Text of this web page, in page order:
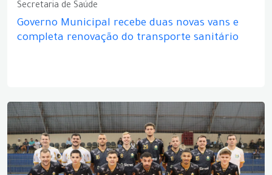
Secretaria de Saúde
Governo Municipal recebe duas novas vans e
completa renovação do transporte sanitário